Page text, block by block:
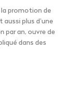
promotion de
plus d’une
par an, ouvre de
dans des